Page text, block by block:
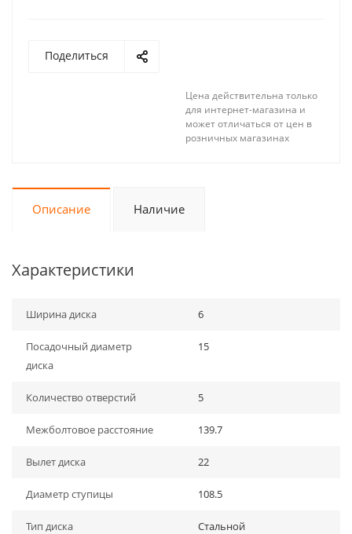
Поделиться
Цена действительна только
для интернет-магазина и
может отличаться от цен в
розничных магазинах
Описание Наличие
Характеристики
Ширина диска 6
Посадочный диаметр
диска
15
Количество отверстий 5
Межболтовое расстояние 139.7
Вылет диска 22
Диаметр ступицы 108.5
Тип диска Стальной